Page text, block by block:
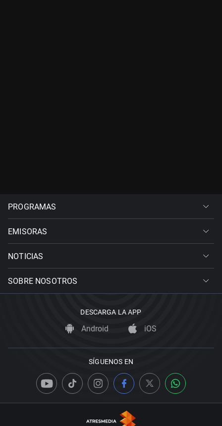
PROGRAMAS
EMISORAS
NOTICIAS
SOBRE NOSOTROS
DESCARGA LA APP
Android iOS
SÍGUENOS EN